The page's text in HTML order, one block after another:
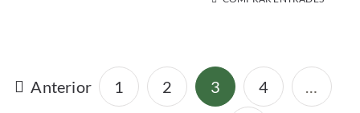
Anterior 1 2 3 4 …